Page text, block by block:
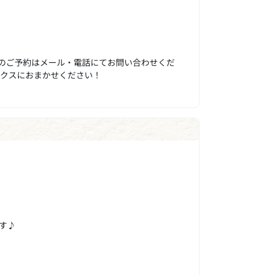
予約はメール・電話にてお問い合わせくだ
スにおまかせください！
♪